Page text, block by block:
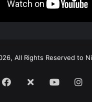
All Rights Reserved to
Facebook
X Youtube